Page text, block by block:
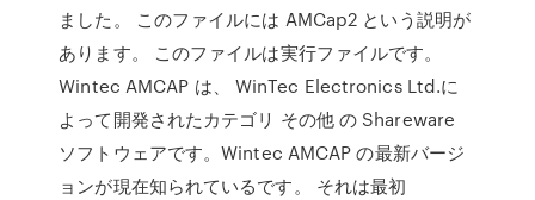
ました。 このファイルには AMCap2 という説明が
あります。 このファイルは実行ファイルです。
Wintec AMCAP は、 WinTec Electronics Ltd.に
よって開発されたカテゴリ その他 の Shareware
ソフトウェアです。Wintec AMCAP の最新バージ
ョンが現在知られているです。 それは最初